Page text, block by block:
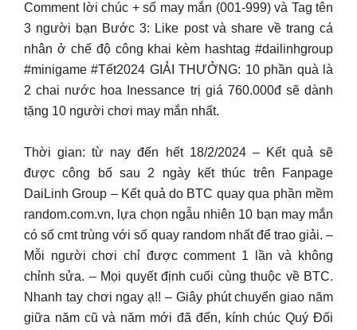
Comment lời chúc + số may mắn (001-999) và Tag tên
3 người bạn Bước 3: Like post và share về trang cá
nhân ở chế độ công khai kèm hashtag #dailinhgroup
#minigame #Tết2024 GIẢI THƯỞNG: 10 phần quà là
2 chai nước hoa Inessance trị giá 760.000đ sẽ dành
tặng 10 người chơi may mắn nhất.
Thời gian: từ nay đến hết 18/2/2024 – Kết quả sẽ
được công bố sau 2 ngày kết thúc trên Fanpage
DaiLinh Group – Kết quả do BTC quay qua phần mềm
random.com.vn, lựa chọn ngẫu nhiên 10 bạn may mắn
có số cmt trùng với số quay random nhất để trao giải. –
Mỗi người chơi chỉ được comment 1 lần và không
chỉnh sửa. – Mọi quyết định cuối cùng thuộc về BTC.
Nhanh tay chơi ngay ạ!! – Giây phút chuyển giao năm
giữa năm cũ và năm mới đã đến, kính chúc Quý Đối